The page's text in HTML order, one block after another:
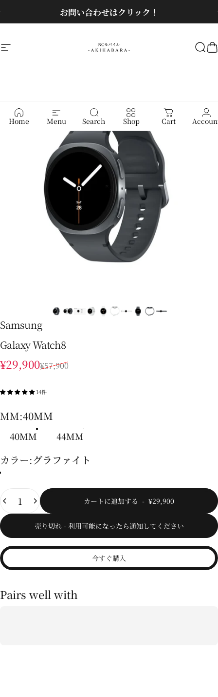
コンテンツへスキップお問い合わせはクリック！スライドショーを一時停止
サイトナビゲーションNCモバイル 検
Home Menu Search Shop Cart
Samsung
Galaxy Watch8
販売価格
¥29,900
通常価格¥57,900
14件
MM
MM:40MM
40MM 44MM
カラー
カラー:グラファイト
カートに追加する - ¥29,900
売り切れ - 利用可能になったら通知してください
今すぐ購入
Pairs well with